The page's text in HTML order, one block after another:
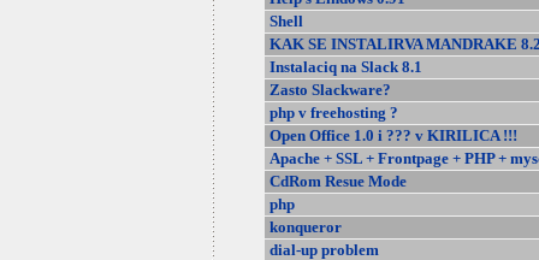
Shell
KAK SE INSTALIRVA MANDRAKE
Instalaciq na Slack 8.1
Zasto Slackware?
php v freehosting ?
Open Office 1.0 i ??? v KIRILICA !!!
Apache + SSL + Frontpage + PHP +
CdRom Resue Mode
php
konqueror
dial-up problem